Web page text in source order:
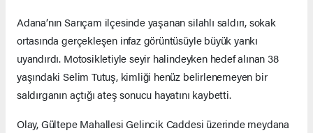
Adana’nın Sarıçam ilçesinde yaşanan silahlı saldırı, sokak
ortasında gerçekleşen infaz görüntüsüyle büyük yankı
uyandırdı. Motosikletiyle seyir halindeyken hedef alınan 38
yaşındaki Selim Tutuş, kimliği henüz belirlenemeyen bir
saldırganın açtığı ateş sonucu hayatını kaybetti.
Olay, Gültepe Mahallesi Gelincik Caddesi üzerinde meydana